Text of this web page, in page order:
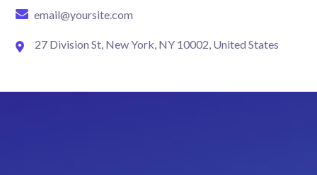
email@yoursite.com
27 Division St, New York, NY 10002, United States